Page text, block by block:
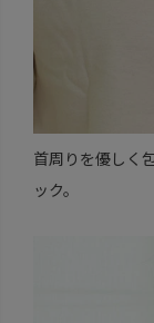
首周りを優しく
ック。